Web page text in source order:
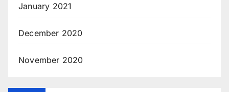
January 2021
December 2020
November 2020